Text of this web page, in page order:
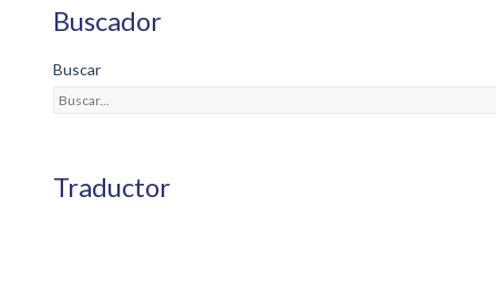
Buscador
Buscar
Traductor